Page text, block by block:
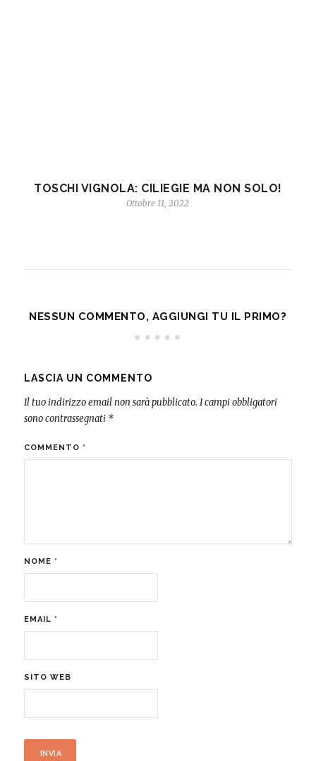
TOSCHI VIGNOLA: CILIEGIE MA NON SOLO!
Ottobre 11, 2022
NESSUN COMMENTO, AGGIUNGI TU IL PRIMO?
LASCIA UN COMMENTO
Il tuo indirizzo email non sarà pubblicato. I campi obbligatori
sono contrassegnati *
COMMENTO *
NOME *
EMAIL *
SITO WEB